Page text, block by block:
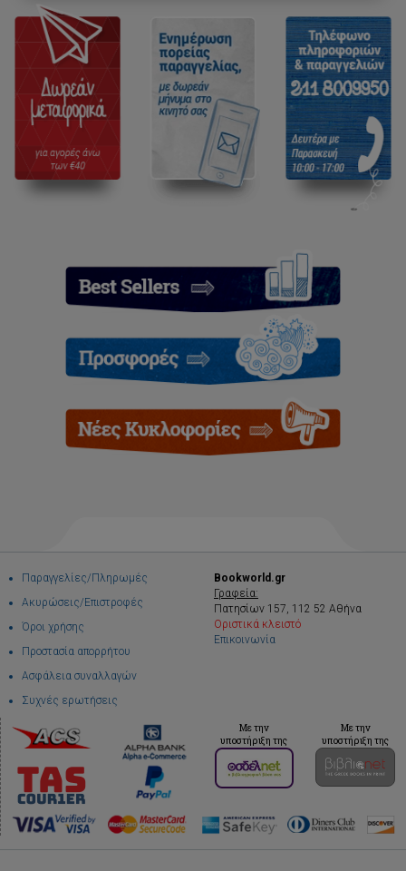
Παραγγελίες/Πληρωμές
Ακυρώσεις/Επιστροφές
Όροι χρήσης
Προστασία απορρήτου
Ασφάλεια συναλλαγών
Συχνές ερωτήσεις
Bookworld.gr
Γραφεία:
Πατησίων 157, 112 52 Αθήνα
Οριστικά κλειστό
Επικοινωνία
Με την
υποστήριξη της
Με την
υποστήριξη της